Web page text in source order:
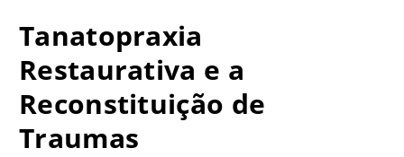
Tanatopraxia
Restaurativa e a
Reconstituição de
Traumas